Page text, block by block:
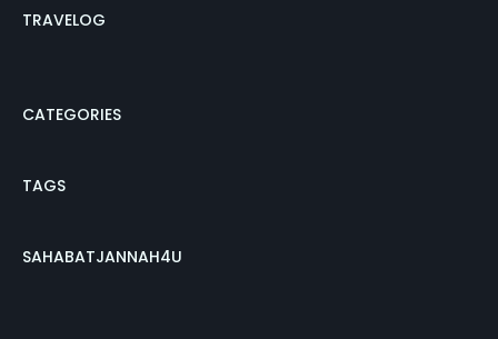
TRAVELOG
CATEGORIES
TAGS
SAHABATJANNAH4U